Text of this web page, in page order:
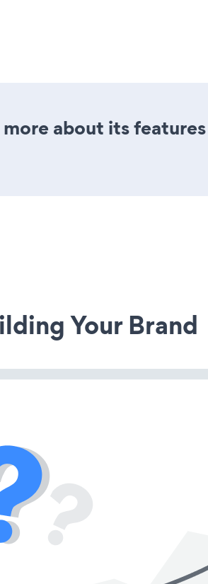
about its features
Your Brand